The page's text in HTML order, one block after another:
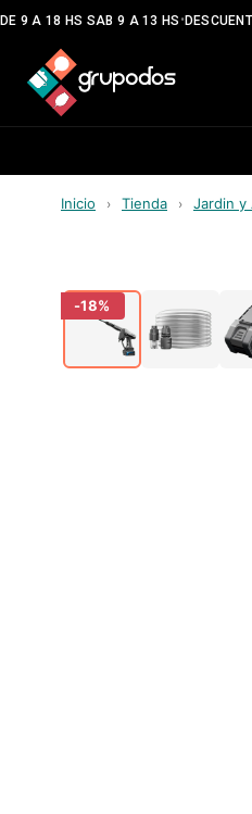
9 A 18 HS SAB 9 A 13 HS•
Inicio › Tienda › Jardin y
-18%